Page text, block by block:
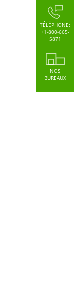
TÉLÉPHONE:
+1-800-665-
5871
NOS
BUREAUX